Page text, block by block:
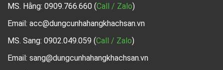
MS. Hằng: 0909.766.660 (Call / Zalo)
Email: acc@dungcunhahangkhachsan.vn
MS. Sang: 0902.049.059 (Call / Zalo)
Email: sang@dungcunhahangkhachsan.vn